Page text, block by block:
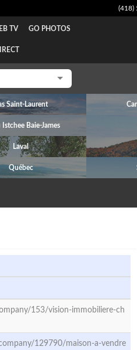
(418)
TV GO PHOTOS
Saint-Laurent
Istchee Baie-James
Laval
Québec
153/vision-immobiliere-ch
129790/maison-a-vendre